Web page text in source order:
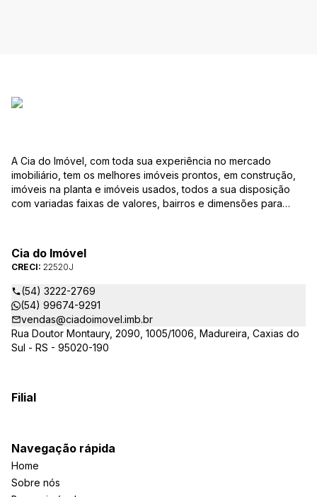
A Cia do Imóvel, com toda sua experiência no mercado
imobiliário, tem os melhores imóveis prontos, em construção,
imóveis na planta e imóveis usados, todos a sua disposição
com variadas faixas de valores, bairros e dimensões para
estarão sempre prontos para responder-lhe todas as suas
dúvidas sobre casas, apartamentos, terrenos, salas comerciais
e outros produtos imobiliários.
Cia do Imóvel
CRECI: 22520J
(54) 3222-2769
(54) 99674-9291
vendas@ciadoimovel.imb.br
Rua Doutor Montaury, 2090, 1005/1006, Madureira, Caxias do
Sul - RS - 95020-190
Filial
Navegação rápida
Home
Sobre nós